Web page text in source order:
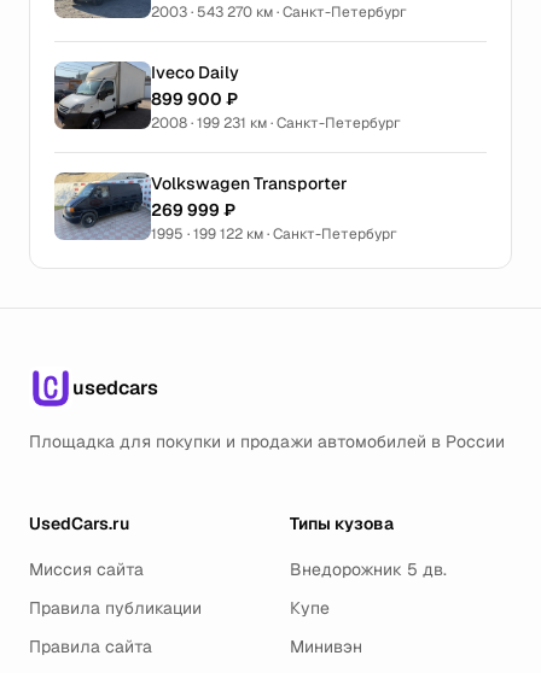
2003 · 543 270 км · Санкт-Петербург
Iveco Daily
899 900 ₽
2008 · 199 231 км · Санкт-Петербург
Volkswagen Transporter
269 999 ₽
1995 · 199 122 км · Санкт-Петербург
usedcars
Площадка для покупки и продажи автомобилей в России
UsedCars.ru
Миссия сайта
Правила публикации
Правила сайта
Типы кузова
Внедорожник 5 дв.
Купе
Минивэн